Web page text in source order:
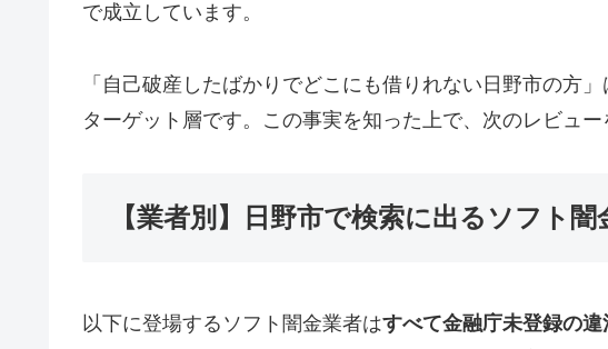
で成立しています。
「自己破産したばかりでどこにも借りれない日野市の方
ターゲット層です。この事実を知った上で、次のレビュー
【業者別】日野市で検索に出るソフト
以下に登場するソフト闇金業者はすべて金融庁未登録の違